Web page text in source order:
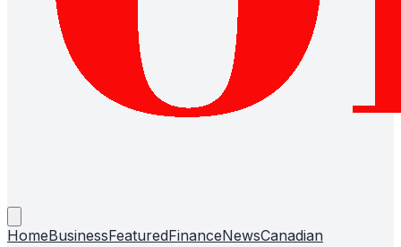
HomeBusinessFeaturedFinanceNewsCanadian